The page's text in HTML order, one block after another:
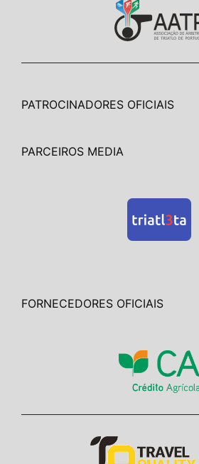
PATROCINADORES OFICIAIS
PARCEIROS MEDIA
FORNECEDORES OFICIAIS